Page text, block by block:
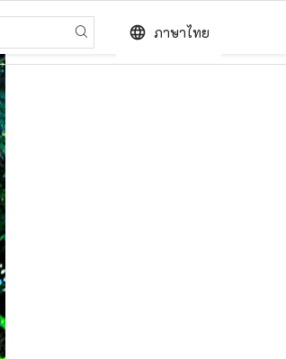
language ภาษาไทย